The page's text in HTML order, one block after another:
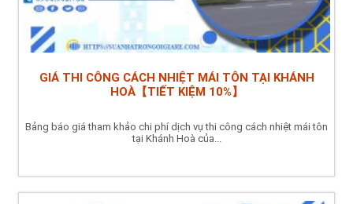
GIÁ THI CÔNG CÁCH NHIỆT MÁI TÔN TẠI KHÁNH
HOÀ【TIẾT KIỆM 10%】
Bảng báo giá tham khảo chi phí dịch vụ thi công cách nhiệt mái tôn
tại Khánh Hoà của...